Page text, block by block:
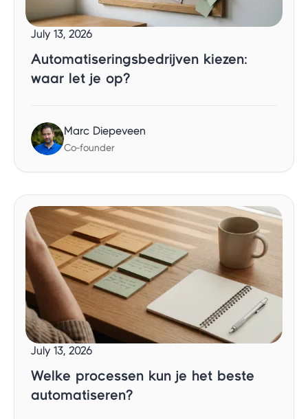
July 13, 2026
Automatiseringsbedrijven kiezen:
waar let je op?
Marc Diepeveen
Co-founder
July 13, 2026
Welke processen kun je het beste
automatiseren?